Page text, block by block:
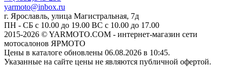
yarmoto@inbox.ru
г. Ярославль, улица Магистральная, 7д
ПН - СБ с 10.00 до 19.00 ВС с 10.00 до 17.00
2015-2026 © YARMOTO.COM - интернет-магазин сети
мотосалонов ЯРМОТО
Цены в каталоге обновлены 06.08.2026 в 10:45.
Указанные на сайте цены не являются публичной офертой.